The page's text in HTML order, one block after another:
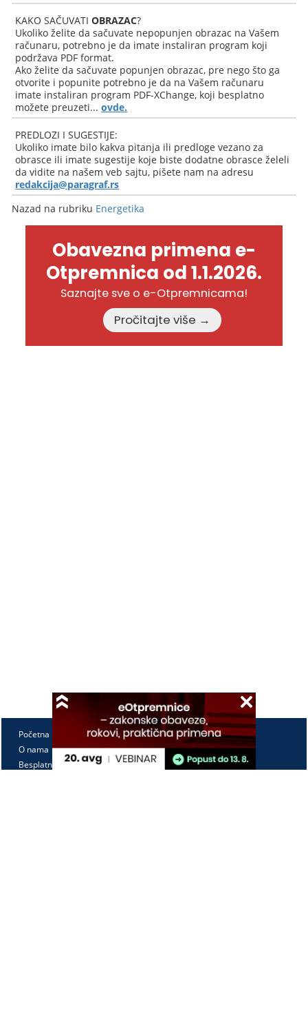
KAKO SAČUVATIOBRAZAC?
Ukoliko želite da sačuvate nepopunjen obrazac na Vašem
računaru, potrebno je da imate instaliran program koji
podržava PDF format.
Ako želite da sačuvate popunjen obrazac, pre nego što ga
otvorite i popunite potrebno je da na Vašem računaru
imate instaliran program PDF-XChange, koji besplatno
možete preuzeti...ovde.
PREDLOZI I SUGESTIJE:
Ukoliko imate bilo kakva pitanja ili predloge vezano za
obrasce ili imate sugestije koje biste dodatne obrasce želeli
da vidite na našem veb sajtu, pišete nam na adresu
redakcija@paragraf.rs
Nazad na rubriku Energetika
Obavezna primena e-
Otpremnica od 1.1.2026.
Saznajte sve o e-Otpremnicama!
Pročitajte više →
Početna
O nama
Besplatno